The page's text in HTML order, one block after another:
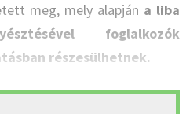
meg, mely alapján a liba
foglalkozók
részesülhetnek.